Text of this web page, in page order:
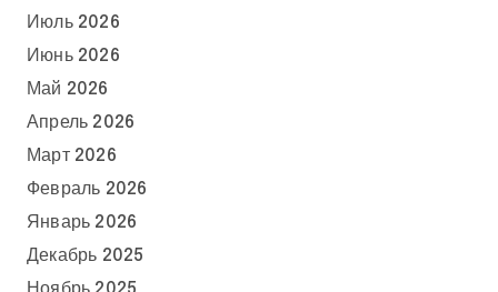
Июль 2026
Июнь 2026
Май 2026
Апрель 2026
Март 2026
Февраль 2026
Январь 2026
Декабрь 2025